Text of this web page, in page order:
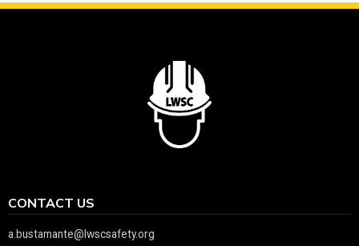
CONTACT US
a.bustamante@lwscsafety.org